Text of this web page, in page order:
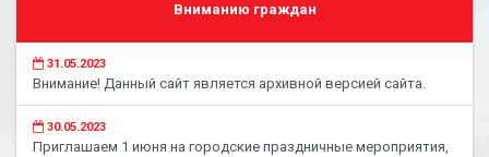
Вниманию граждан
31.05.2023
Внимание! Данный сайт является архивной версией сайта.
30.05.2023
Приглашаем 1 июня на городские праздничные мероприятия,